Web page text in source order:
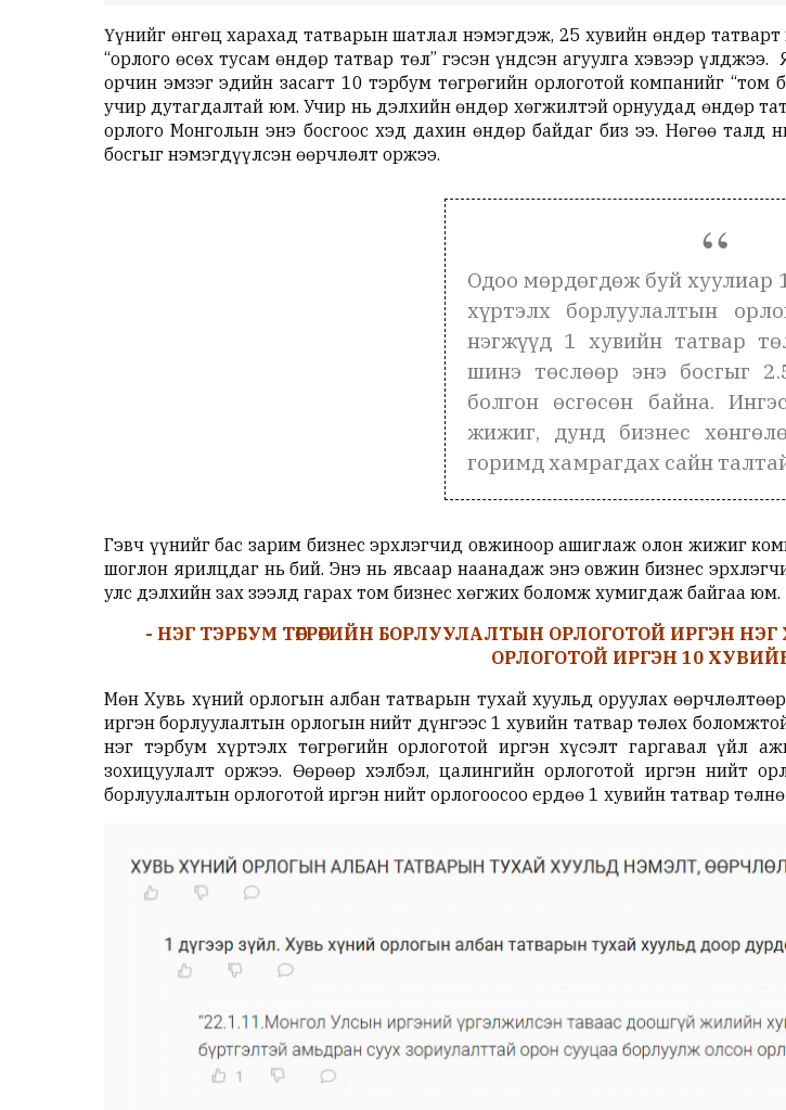
Үүнийг өнгөц харахад татварын шатлал нэмэгдэж, 25 хувийн өндөр
“орлого өсөх тусам өндөр татвар төл” гэсэн үндсэн агуулга хэвээр
орчин эмзэг эдийн засагт 10 тэрбум төгрөгийн орлоготой компанийг
учир дутагдалтай юм. Учир нь дэлхийн өндөр хөгжилтэй орнуудад өндөр
орлого Монголын энэ босгоос хэд дахин өндөр байдаг биз ээ. Нөгөө талд
босгыг нэмэгдүүлсэн өөрчлөлт оржээ.
Одоо мөрдөгдөж буй хуулиар
хүртэлх борлуулалтын
нэгжүүд 1 хувийн татвар
шинэ төслөөр энэ босгыг
болгон өсгөсөн байна.
жижиг, дунд бизнес
горимд хамрагдах сайн
Гэвч үүнийг бас зарим бизнес эрхлэгчид овжиноор ашиглаж олон жижиг
шоглон ярилцдаг нь бий. Энэ нь явсаар наанадаж энэ овжин бизнес
улс дэлхийн зах зээлд гарах том бизнес хөгжих боломж хумигдаж байгаа юм.
- НЭГ ТЭРБУМ ТӨГРӨГИЙН БОРЛУУЛАЛТЫН ОРЛОГОТОЙ ИРГЭН
ОРЛОГОТОЙ ИРГЭН 10 ХУВИЙН
Мөн Хувь хүний орлогын албан татварын тухай хуульд оруулах
иргэн борлуулалтын орлогын нийт дүнгээс 1 хувийн татвар төлөх
нэг тэрбум хүртэлх төгрөгийн орлоготой иргэн хүсэлт гаргавал үйл
зохицуулалт оржээ. Өөрөөр хэлбэл, цалингийн орлоготой иргэн нийт
борлуулалтын орлоготой иргэн нийт орлогоосоо ердөө 1 хувийн татвар